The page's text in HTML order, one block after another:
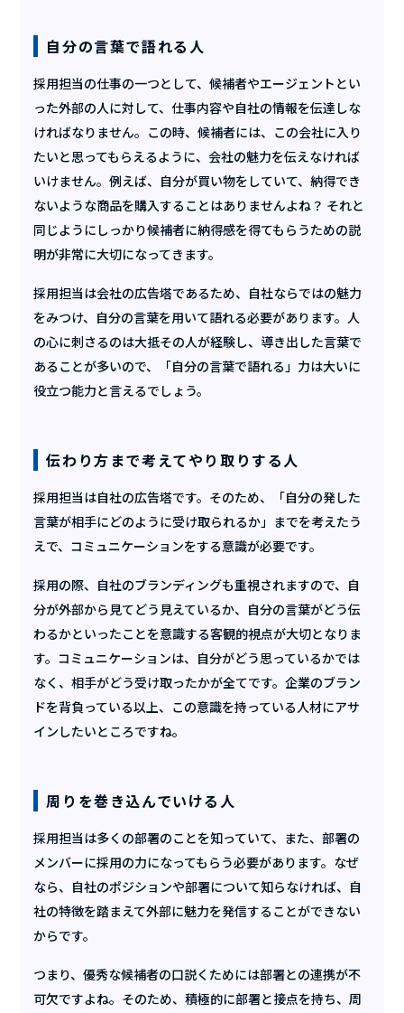
自分の言葉で語れる人
採用担当の仕事の一つとして、候補者やエージェントとい
った外部の人に対して、仕事内容や自社の情報を伝達しな
ければなりません。この時、候補者には、この会社に入り
たいと思ってもらえるように、会社の魅力を伝えなければ
いけません。例えば、自分が買い物をしていて、納得でき
ないような商品を購入することはありませんよね？ それと
同じようにしっかり候補者に納得感を得てもらうための説
明が非常に大切になってきます。
採用担当は会社の広告塔であるため、自社ならではの魅力
をみつけ、自分の言葉を用いて語れる必要があります。人
の心に刺さるのは大抵その人が経験し、導き出した言葉で
あることが多いので、「自分の言葉で語れる」力は大いに
役立つ能力と言えるでしょう。
伝わり方まで考えてやり取りする人
採用担当は自社の広告塔です。そのため、「自分の発した
言葉が相手にどのように受け取られるか」までを考えたう
えで、コミュニケーションをする意識が必要です。
採用の際、自社のブランディングも重視されますので、自
分が外部から見てどう見えているか、自分の言葉がどう伝
わるかといったことを意識する客観的視点が大切となりま
す。コミュニケーションは、自分がどう思っているかでは
なく、相手がどう受け取ったかが全てです。企業のブラン
ドを背負っている以上、この意識を持っている人材にアサ
インしたいところですね。
周りを巻き込んでいける人
採用担当は多くの部署のことを知っていて、また、部署の
メンバーに採用の力になってもらう必要があります。なぜ
なら、自社のポジションや部署について知らなければ、自
社の特徴を踏まえて外部に魅力を発信することができない
からです。
つまり、優秀な候補者の口説くためには部署との連携が不
可欠ですよね。そのため、積極的に部署と接点を持ち、周